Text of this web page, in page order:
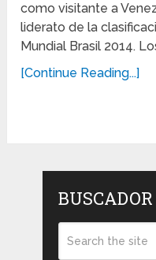
como visitante a
liderato de la
Mundial Brasil 2014.
[Continue Reading...]
BUSCADOR